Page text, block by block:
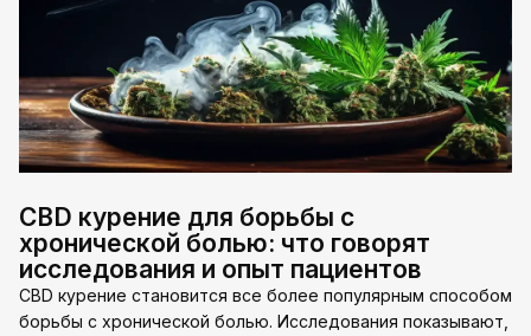
CBD курение для борьбы с
хронической болью: что говорят
исследования и опыт пациентов
CBD курение становится все более популярным способом
борьбы с хронической болью. Исследования показывают,